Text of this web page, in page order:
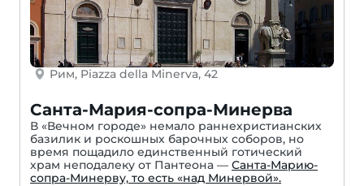
Рим, Piazza della Minerva, 42
Санта-Мария-сопра-Минерва
В «Вечном городе» немало раннехристианских
базилик и роскошных барочных соборов, но
время пощадило единственный готический
храм неподалеку от Пантеона — Санта-Марию-
сопра-Минерву, то есть «над Минервой».